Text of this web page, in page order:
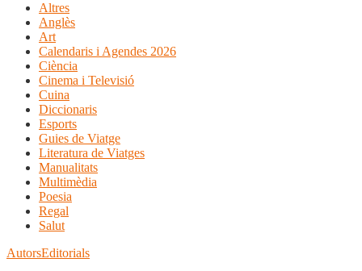
Altres
Anglès
Art
Calendaris i Agendes 2026
Ciència
Cinema i Televisió
Cuina
Diccionaris
Esports
Guies de Viatge
Literatura de Viatges
Manualitats
Multimèdia
Poesia
Regal
Salut
AutorsEditorials